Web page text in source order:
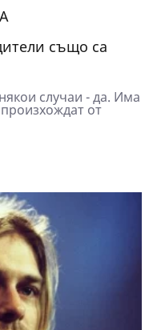
също са
случаи - да. Има
от